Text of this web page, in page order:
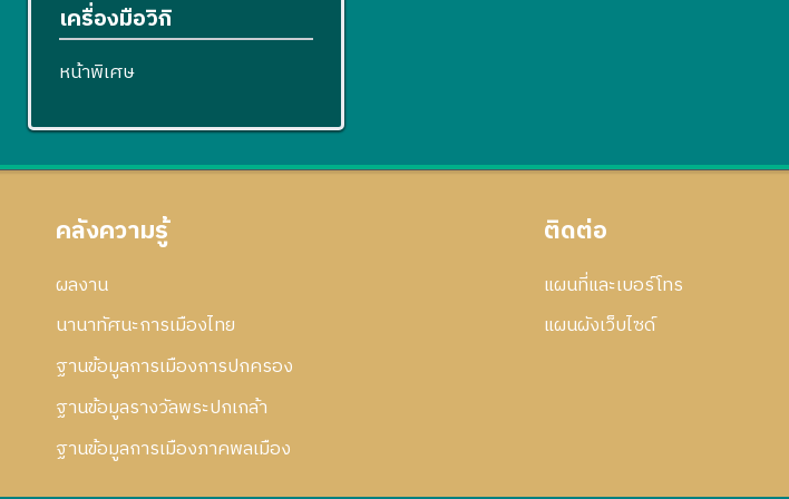
เครื่องมือวิกิ
หน้าพิเศษ
คลังความรู้
ผลงาน
นานาทัศนะการเมืองไทย
ฐานข้อมูลการเมืองการปกครอง
ฐานข้อมูลรางวัลพระปกเกล้า
ฐานข้อมูลการเมืองภาคพลเมือง
ติดต่อ
แผนที่และเบอร์โทร
แผนผังเว็บไซด์